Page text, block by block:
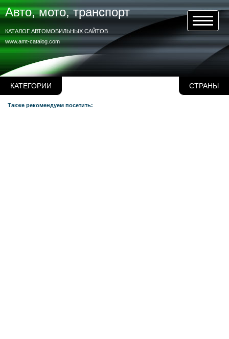
КАТЕГОРИИ СТРАНЫ
Авто, мото, транспорт
www.amt-catalog.com
КАТАЛОГ АВТОМОБИЛЬНЫХ САЙТОВ
Также рекомендуем посетить: